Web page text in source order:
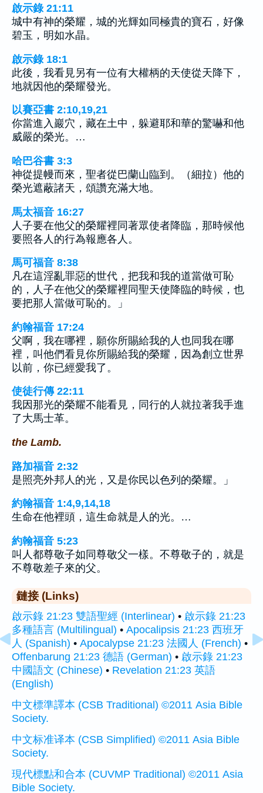
啟示錄 21:11
城中有神的榮耀，城的光輝如同極貴的寶石，好像
碧玉，明如水晶。
啟示錄 18:1
此後，我看見另有一位有大權柄的天使從天降下，
地就因他的榮耀發光。
以賽亞書 2:10,19,21
你當進入巖穴，藏在土中，躲避耶和華的驚嚇和他
威嚴的榮光。…
哈巴谷書 3:3
神從提幔而來，聖者從巴蘭山臨到。（細拉）他的
榮光遮蔽諸天，頌讚充滿大地。
馬太福音 16:27
人子要在他父的榮耀裡同著眾使者降臨，那時候他
要照各人的行為報應各人。
馬可福音 8:38
凡在這淫亂罪惡的世代，把我和我的道當做可恥
的，人子在他父的榮耀裡同聖天使降臨的時候，也
要把那人當做可恥的。」
約翰福音 17:24
父啊，我在哪裡，願你所賜給我的人也同我在哪
裡，叫他們看見你所賜給我的榮耀，因為創立世界
以前，你已經愛我了。
使徒行傳 22:11
我因那光的榮耀不能看見，同行的人就拉著我手進
了大馬士革。
the Lamb.
路加福音 2:32
是照亮外邦人的光，又是你民以色列的榮耀。」
約翰福音 1:4,9,14,18
生命在他裡頭，這生命就是人的光。…
約翰福音 5:23
叫人都尊敬子如同尊敬父一樣。不尊敬子的，就是
不尊敬差子來的父。
鏈接 (Links)
啟示錄 21:23 雙語聖經 (Interlinear) • 啟示錄 21:23
多種語言 (Multilingual) • Apocalipsis 21:23 西班牙
人 (Spanish) • Apocalypse 21:23 法國人 (French) •
Offenbarung 21:23 德語 (German) • 啟示錄 21:23
中國語文 (Chinese) • Revelation 21:23 英語
(English)
中文標準譯本 (CSB Traditional) ©2011 Asia Bible
Society.
中文标准译本 (CSB Simplified) ©2011 Asia Bible
Society.
現代標點和合本 (CUVMP Traditional) ©2011 Asia
Bible Society.